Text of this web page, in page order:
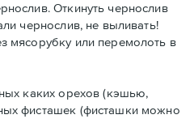
Откинуть чернослив
чернослив, не выливать!
мясорубку или перемолоть в
каких орехов (кэшью,
фисташек (фисташки можно